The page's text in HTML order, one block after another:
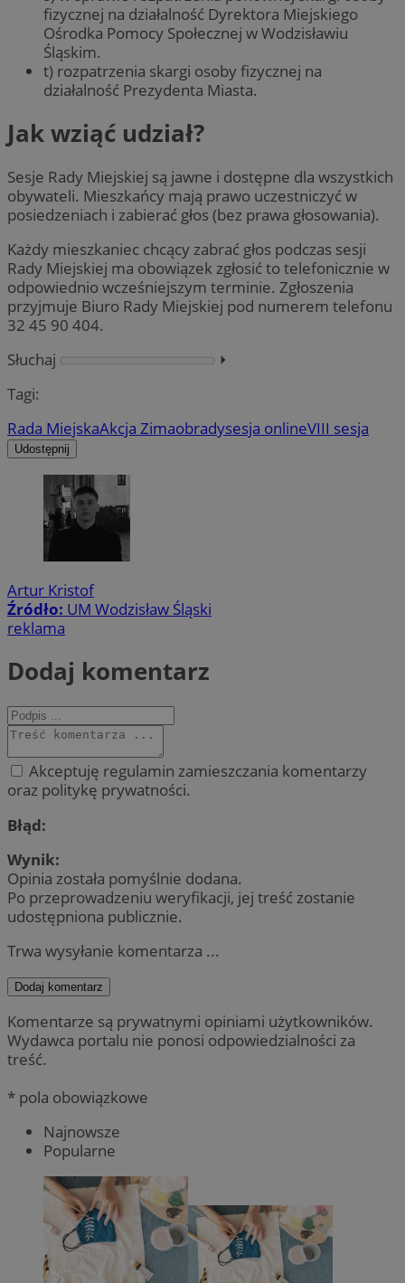
fizycznej na działalność Dyrektora Miejskiego
Ośrodka Pomocy Społecznej w Wodzisławiu
Śląskim.
t) rozpatrzenia skargi osoby fizycznej na
działalność Prezydenta Miasta.
Jak wziąć udział?
Sesje Rady Miejskiej są jawne i dostępne dla wszystkich
obywateli. Mieszkańcy mają prawo uczestniczyć w
posiedzeniach i zabierać głos (bez prawa głosowania).
Każdy mieszkaniec chcący zabrać głos podczas sesji
Rady Miejskiej ma obowiązek zgłosić to telefonicznie w
odpowiednio wcześniejszym terminie. Zgłoszenia
przyjmuje Biuro Rady Miejskiej pod numerem telefonu
32 45 90 404.
Słuchaj
⏵︎
Tagi:
Rada MiejskaAkcja Zimaobradysesja onlineVIII sesja
Udostępnij
Artur Kristof
Źródło: UM Wodzisław Śląski
reklama
Dodaj komentarz
Akceptuję regulamin zamieszczania komentarzy
oraz politykę prywatności.
Błąd:
Wynik:
Opinia została pomyślnie dodana.
Po przeprowadzeniu weryfikacji, jej treść zostanie
udostępniona publicznie.
Trwa wysyłanie komentarza ...
Dodaj komentarz
Komentarze są prywatnymi opiniami użytkowników.
Wydawca portalu nie ponosi odpowiedzialności za
treść.
* pola obowiązkowe
Najnowsze
Popularne